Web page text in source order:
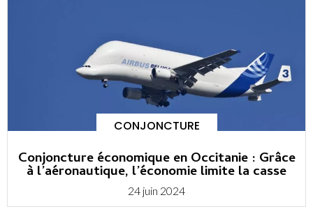
CONJONCTURE
Conjoncture économique en Occitanie : Grâce
à l’aéronautique, l’économie limite la casse
24 juin 2024